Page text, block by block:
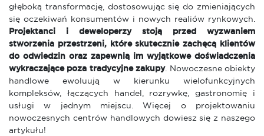
głęboką transformację, dostosowując się do zmieniających
się oczekiwań konsumentów i nowych realiów rynkowych.
Projektanci i deweloperzy stoją przed wyzwaniem
stworzenia przestrzeni, które skutecznie zachęcą klientów
do odwiedzin oraz zapewnią im wyjątkowe doświadczenia
wykraczające poza tradycyjne zakupy. Nowoczesne obiekty
handlowe ewoluują w kierunku wielofunkcyjnych
kompleksów, łączących handel, rozrywkę, gastronomię i
usługi w jednym miejscu. Więcej o projektowaniu
nowoczesnych centrów handlowych dowiesz się z naszego
artykułu!